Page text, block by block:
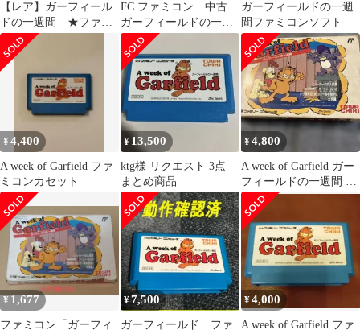
【レア】ガーフィール
ドの一週間 ★ファミ
コン★ ＠＠
FC ファミコン 中古
ガーフィールドの一週
間 箱説付き 状態難
ガーフィールドの一週
間ファミコンソフト
¥4,400
A week of Garfield ファ
ミコンカセット
¥ 13,500
ktg様 リクエスト 3点
まとめ商品
¥4,800
A week of Garfield ガー
フィールドの一週間 フ
ァミコン取説など
¥1,677
ファミコン「ガーフィ
¥7,500
ガーフィールド ファ
¥4,000
A week of Garfield ファ